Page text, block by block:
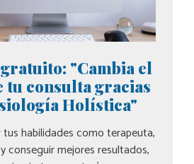
"Cambia el
tu consulta gracias
Holística"
habilidades como terapeuta,
conseguir mejores resultados,